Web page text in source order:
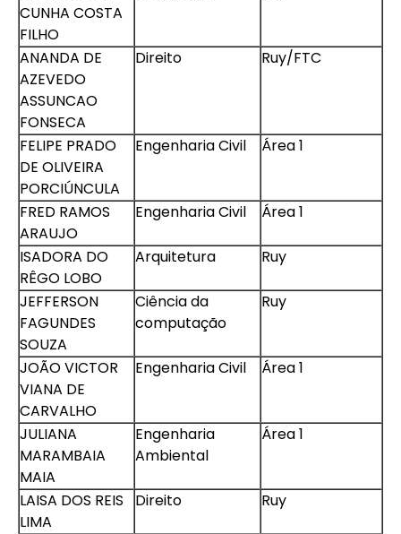
CUNHA COSTA
FILHO
ANANDA DE
AZEVEDO
ASSUNCAO
FONSECA
Direito Ruy/FTC
FELIPE PRADO
DE OLIVEIRA
PORCIÚNCULA
Engenharia Civil Área 1
FRED RAMOS
ARAUJO
Engenharia Civil Área 1
ISADORA DO
RÊGO LOBO
Arquitetura Ruy
JEFFERSON
FAGUNDES
SOUZA
Ciência da
computação
Ruy
JOÃO VICTOR
VIANA DE
CARVALHO
Engenharia Civil Área 1
JULIANA
MARAMBAIA
MAIA
Engenharia
Ambiental
Área 1
LAISA DOS REIS
LIMA
Direito Ruy